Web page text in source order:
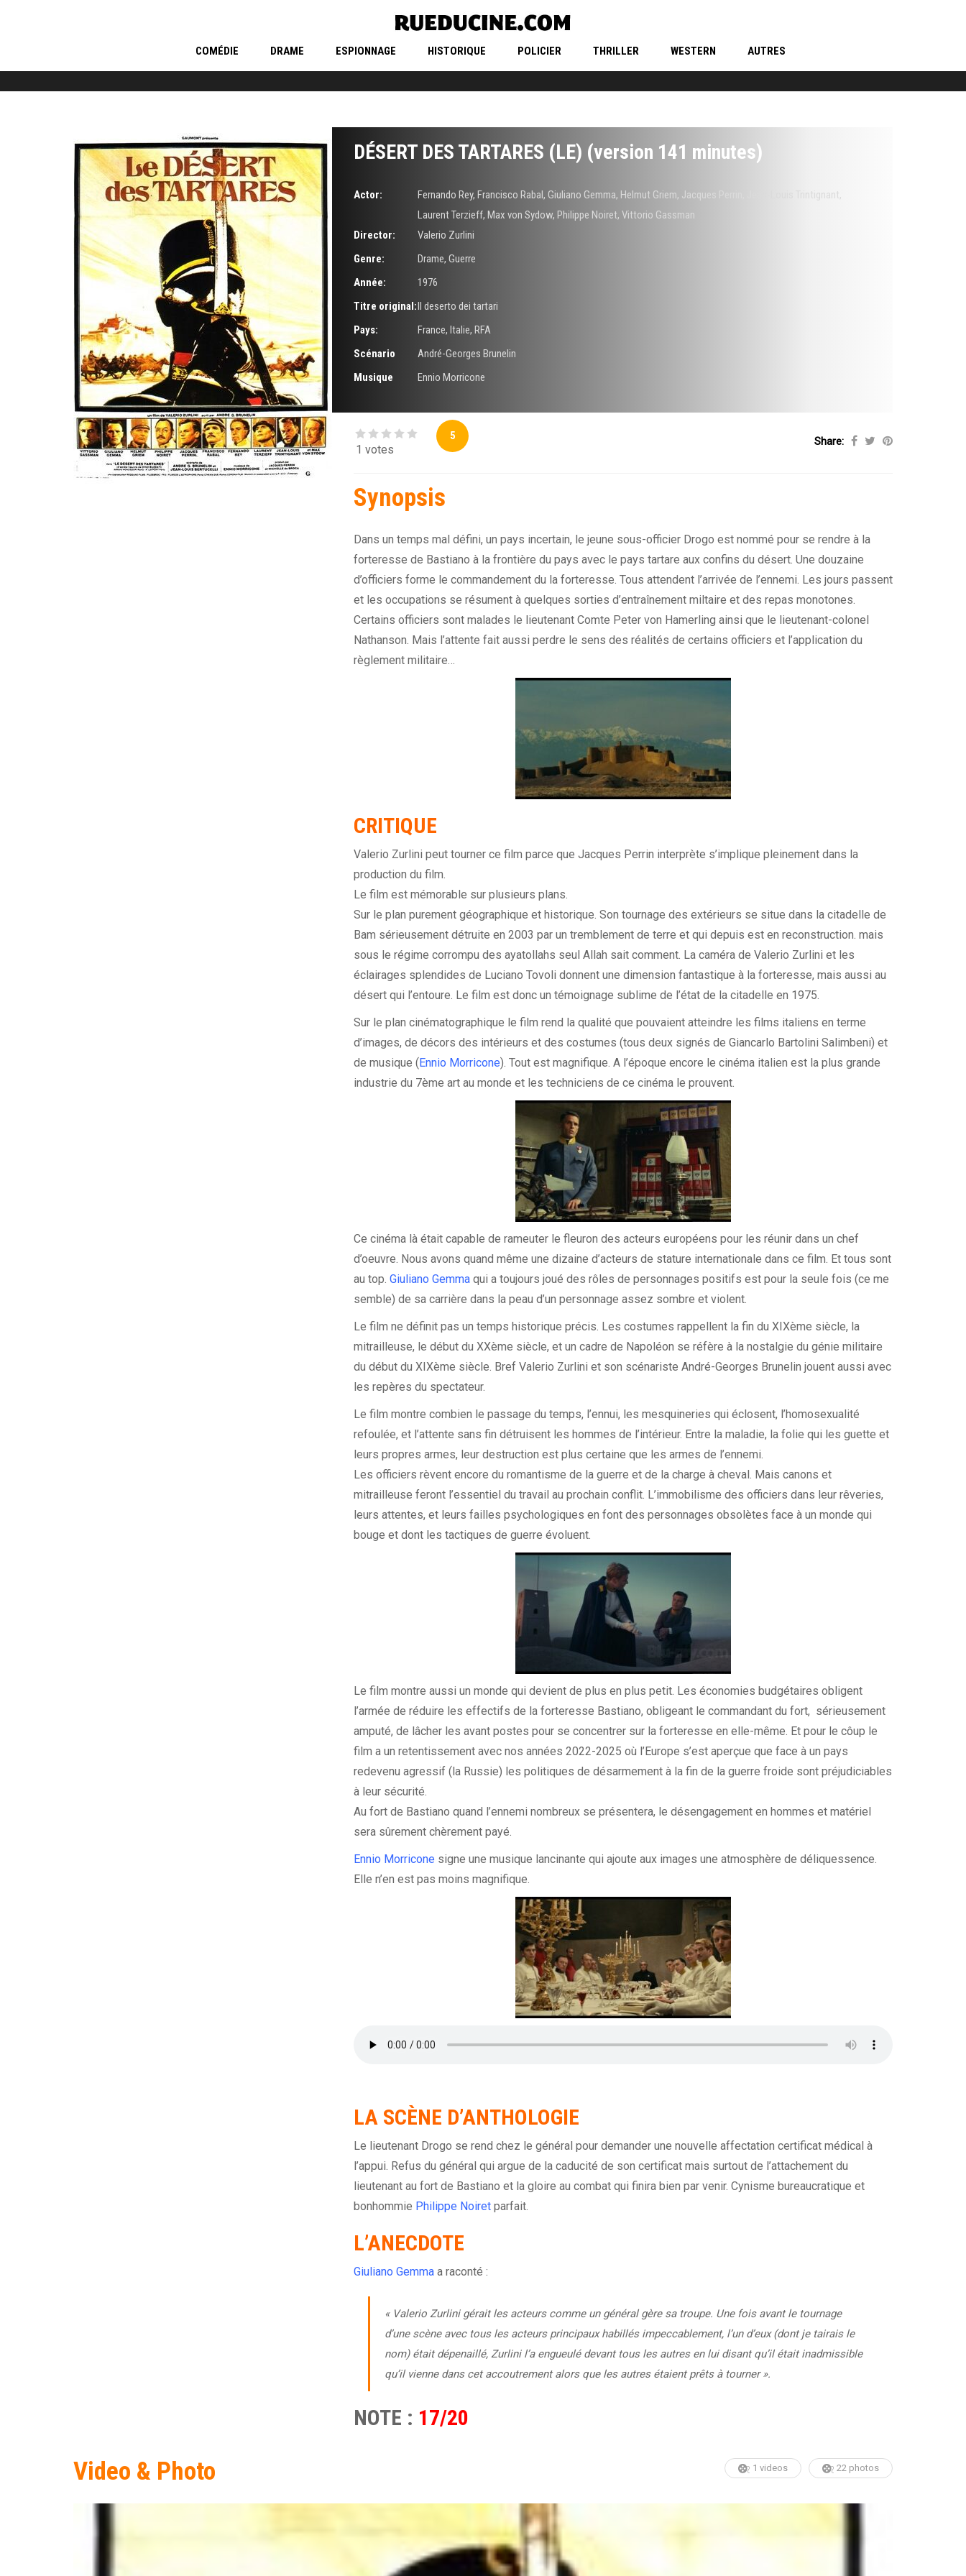
COMÉDIE DRAME ESPIONNAGE HISTORIQUE POLICIER THRILLER WESTERN AUTRES
DÉSERT DES TARTARES (LE) (version 141 minutes)
Actor: Fernando Rey, Francisco Rabal, Giuliano Gemma, Helmut Griem, Jacques Perrin Jean-Louis Trintignant,
Laurent Terzieff, Max von Sydow, Philippe Noiret, Vittorio Gassman
Director:
Valerio Zurlini
Genre:
Drame, Guerre
Année:
1976
Titre original:Il deserto dei tartari
Pays:
France, Italie, RFA
Scénario
André-Georges Brunelin
Musique
Ennio Morricone
1 votes
5 Share:
Synopsis
Dans un temps mal défini, un pays incertain, le jeune sous-officier Drogo est nommé pour se rendre à la
forteresse de Bastiano à la frontière du pays avec le pays tartare aux confins du désert. Une douzaine
d’officiers forme le commandement du la forteresse. Tous attendent l’arrivée de l’ennemi. Les jours passent
et les occupations se résument à quelques sorties d’entraînement miltaire et des repas monotones.
Certains officiers sont malades le lieutenant Comte Peter von Hamerling ainsi que le lieutenant-colonel
Nathanson. Mais l’attente fait aussi perdre le sens des réalités de certains officiers et l’application du
règlement militaire…
CRITIQUE
Valerio Zurlini peut tourner ce film parce que Jacques Perrin interprète s’implique pleinement dans la
production du film.
Le film est mémorable sur plusieurs plans.
Sur le plan purement géographique et historique. Son tournage des extérieurs se situe dans la citadelle de
Bam sérieusement détruite en 2003 par un tremblement de terre et qui depuis est en reconstruction. mais
sous le régime corrompu des ayatollahs seul Allah sait comment. La caméra de Valerio Zurlini et les
éclairages splendides de Luciano Tovoli donnent une dimension fantastique à la forteresse, mais aussi au
désert qui l’entoure. Le film est donc un témoignage sublime de l’état de la citadelle en 1975.
Sur le plan cinématographique le film rend la qualité que pouvaient atteindre les films italiens en terme
d’images, de décors des intérieurs et des costumes (tous deux signés de Giancarlo Bartolini Salimbeni) et
de musique ( Ennio Morricone). Tout est magnifique. A l’époque encore le cinéma italien est la plus grande
industrie du 7ème art au monde et les techniciens de ce cinéma le prouvent.
Ce cinéma là était capable de rameuter le fleuron des acteurs européens pour les réunir dans un chef
d’oeuvre. Nous avons quand même une dizaine d’acteurs de stature internationale dans ce film. Et tous sont
au top. Giuliano Gemma qui a toujours joué des rôles de personnages positifs est pour la seule fois (ce me
semble) de sa carrière dans la peau d’un personnage assez sombre et violent.
Le film ne définit pas un temps historique précis. Les costumes rappellent la fin du XIXème siècle, la
mitrailleuse, le début du XXème siècle, et un cadre de Napoléon se réfère à la nostalgie du génie militaire
du début du XIXème siècle. Bref Valerio Zurlini et son scénariste André-Georges Brunelin jouent aussi avec
les repères du spectateur.
Le film montre combien le passage du temps, l’ennui, les mesquineries qui éclosent, l’homosexualité
refoulée, et l’attente sans fin détruisent les hommes de l’intérieur. Entre la maladie, la folie qui les guette et
leurs propres armes, leur destruction est plus certaine que les armes de l’ennemi.
Les officiers rèvent encore du romantisme de la guerre et de la charge à cheval. Mais canons et
mitrailleuse feront l’essentiel du travail au prochain conflit. L’immobilisme des officiers dans leur rêveries,
leurs attentes, et leurs failles psychologiques en font des personnages obsolètes face à un monde qui
bouge et dont les tactiques de guerre évoluent.
Le film montre aussi un monde qui devient de plus en plus petit. Les économies budgétaires obligent
l’armée de réduire les effectifs de la forteresse Bastiano, obligeant le commandant du fort, sérieusement
amputé, de lâcher les avant postes pour se concentrer sur la forteresse en elle-même. Et pour le côup le
film a un retentissement avec nos années 2022-2025 où l’Europe s’est aperçue que face à un pays
redevenu agressif (la Russie) les politiques de désarmement à la fin de la guerre froide sont préjudiciables
à leur sécurité.
Au fort de Bastiano quand l’ennemi nombreux se présentera, le désengagement en hommes et matériel
sera sûrement chèrement payé.
Ennio Morricone signe une musique lancinante qui ajoute aux images une atmosphère de déliquessence.
Elle n’en est pas moins magnifique.
LA SCÈNE D’ANTHOLOGIE
Le lieutenant Drogo se rend chez le général pour demander une nouvelle affectation certificat médical à
l’appui. Refus du général qui argue de la caducité de son certificat mais surtout de l’attachement du
lieutenant au fort de Bastiano et la gloire au combat qui finira bien par venir. Cynisme bureaucratique et
bonhommie Philippe Noiret parfait.
L’ANECDOTE
Giuliano Gemma a raconté :
« Valerio Zurlini gérait les acteurs comme un général gère sa troupe. Une fois avant le tournage
d’une scène avec tous les acteurs principaux habillés impeccablement, l’un d’eux (dont je tairais le
nom) était dépenaillé, Zurlini l’a engueulé devant tous les autres en lui disant qu’il était inadmissible
qu’il vienne dans cet accoutrement alors que les autres étaient prêts à tourner ».
NOTE : 17/20
Video & Photo 1 videos 22 photos